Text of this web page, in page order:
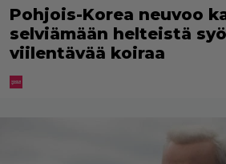
Pohjois-Korea neuvoo
selviämään helteistä
viilentävää koiraa